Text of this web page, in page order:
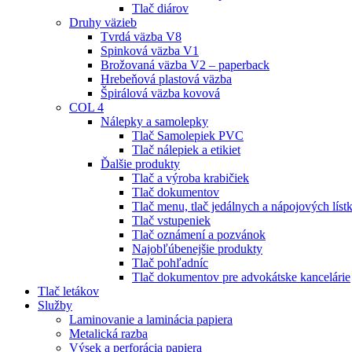
Tlač diárov
Druhy väzieb
Tvrdá väzba V8
Spinková väzba V1
Brožovaná väzba V2 – paperback
Hrebeňová plastová väzba
Špirálová väzba kovová
COL 4
Nálepky a samolepky
Tlač Samolepiek PVC
Tlač nálepiek a etikiet
Ďalšie produkty
Tlač a výroba krabičiek
Tlač dokumentov
Tlač menu, tlač jedálnych a nápojových
Tlač vstupeniek
Tlač oznámení a pozvánok
Najobľúbenejšie produkty
Tlač pohľadníc
Tlač dokumentov pre advokátske kancelárie
Tlač letákov
Služby
Laminovanie a laminácia papiera
Metalická razba
Výsek a perforácia papiera